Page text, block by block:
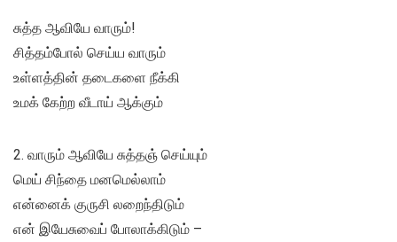
சுத்த ஆவியே வாரும்!
சித்தம்போல் செய்ய வாரும்
உள்ளத்தின் தடைகளை நீக்கி
உமக் கேற்ற வீடாய் ஆக்கும்
2. வாரும் ஆவியே சுத்தஞ் செய்யும்
மெய் சிந்தை மனமெல்லாம்
என்னைக் குருசி லறைந்திடும்
என் இயேசுவைப் போலாக்கிடும் –